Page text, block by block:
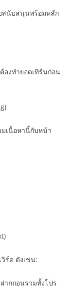
สนับสนุนพร้อมหลัก
งทำยอดเทิร์นก่อน
มเนื้อหานี้กับหน้า
ร์ด ดังเช่น:
ากถอนรวมทั้งโปร